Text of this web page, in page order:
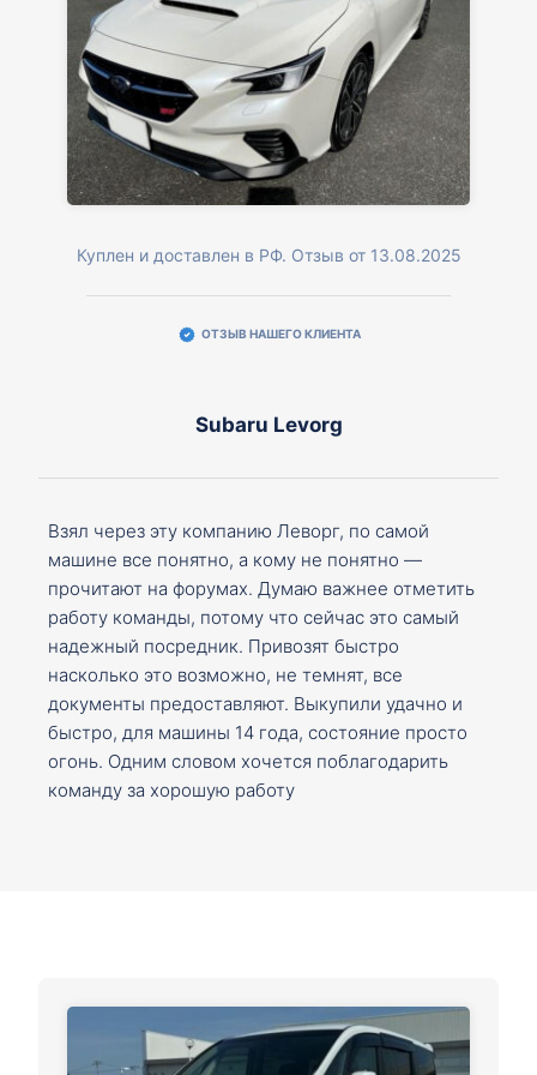
Куплен и доставлен в РФ. Отзыв от 13.08.2025
ОТЗЫВ НАШЕГО КЛИЕНТА
Subaru Levorg
Взял через эту компанию Леворг, по самой
машине все понятно, а кому не понятно —
прочитают на форумах. Думаю важнее отметить
работу команды, потому что сейчас это самый
надежный посредник. Привозят быстро
насколько это возможно, не темнят, все
документы предоставляют. Выкупили удачно и
быстро, для машины 14 года, состояние просто
огонь. Одним словом хочется поблагодарить
команду за хорошую работу